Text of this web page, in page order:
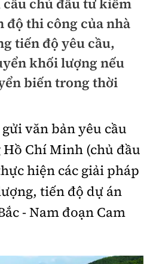
chủ đầu tư kiểm
độ thi công của nhà
tiến độ yêu cầu,
khối lượng nếu
biến trong thời
văn bản yêu cầu
Hồ Chí Minh (chủ đầu
hiện các giải pháp
tiến độ dự án
- Nam đoạn Cam